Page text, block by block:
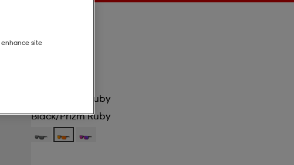
Black/prizm Ruby
Black/prizm Ruby
enhance site